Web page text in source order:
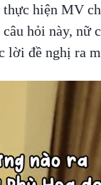
hiện MV
hỏi này, nữ
lời đề nghị ra